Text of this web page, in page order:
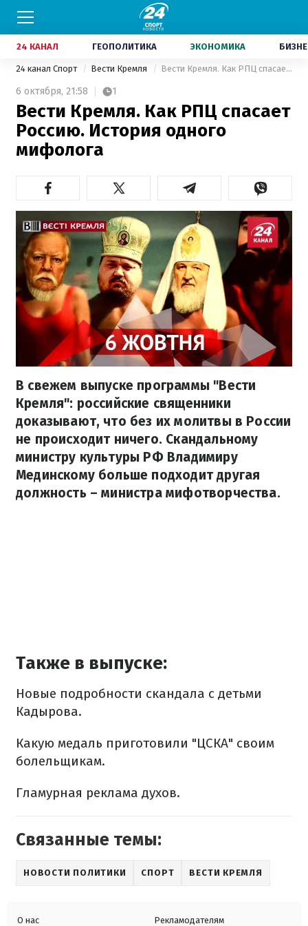
24 КАНАЛ ГЕОПОЛИТИКА ЭКОНОМИКА
24 канал Спорт Вести Кремля Вести Кремля. Как РПЦ спасает Россию. История одного мифолога
6 октября, 21:58 1
Вести Кремля. Как РПЦ спасает
Россию. История одного
мифолога
В свежем выпуске программы "Вести
Кремля": российские священники
доказывают, что без их молитвы в России
не происходит ничего. Скандальному
министру культуры РФ Владимиру
Мединскому больше подходит другая
должность – министра мифотворчества.
Также в выпуске:
Новые подробности скандала с детьми
Кадырова.
Какую медаль приготовили "ЦСКА" своим
болельщикам.
Гламурная реклама духов.
Связанные темы:
НОВОСТИ ПОЛИТИКИ СПОРТ ВЕСТИ КРЕМЛЯ
О нас
Рекламодателям